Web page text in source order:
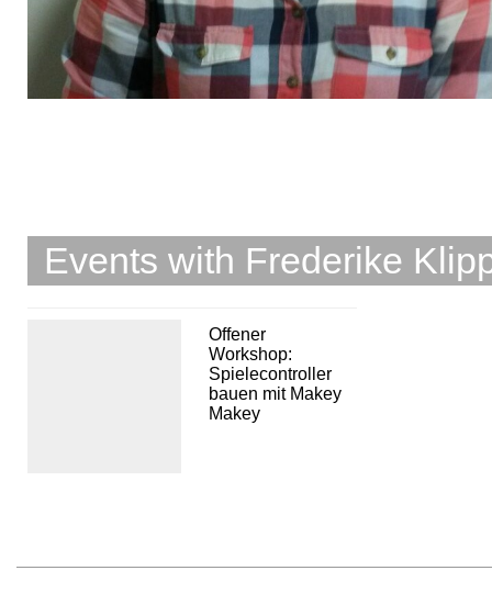
Events with Frederike
Offener
Workshop:
Spielecontroller
bauen mit Makey
Makey